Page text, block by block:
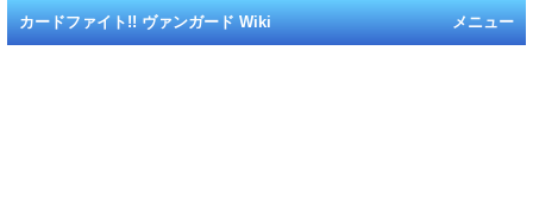
メニュー
カードファイト!! ヴァンガード Wiki